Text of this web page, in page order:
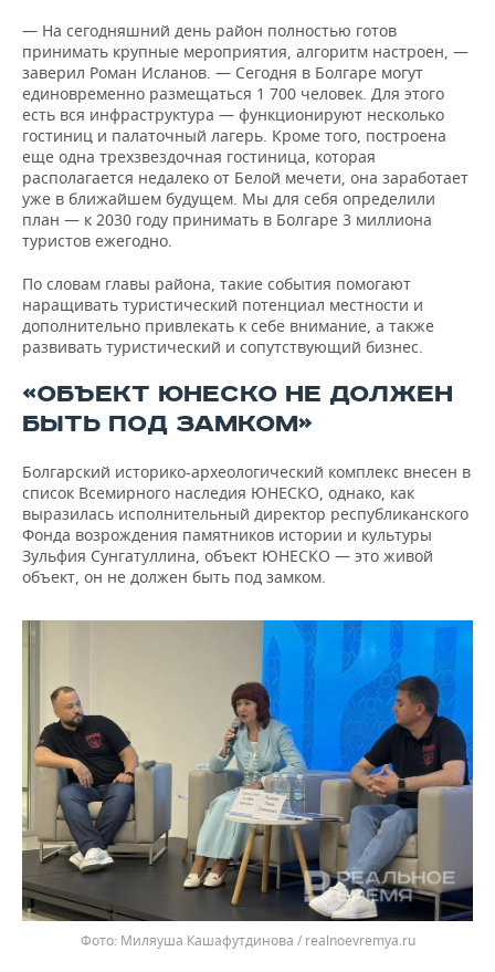
— На сегодняшний день район полностью готов
принимать крупные мероприятия, алгоритм настроен, —
заверил Роман Исланов. — Сегодня в Болгаре могут
единовременно размещаться 1 700 человек. Для этого
есть вся инфраструктура — функционируют несколько
гостиниц и палаточный лагерь. Кроме того, построена
еще одна трехзвездочная гостиница, которая
располагается недалеко от Белой мечети, она заработает
уже в ближайшем будущем. Мы для себя определили
план — к 2030 году принимать в Болгаре 3 миллиона
туристов ежегодно.
По словам главы района, такие события помогают
наращивать туристический потенциал местности и
дополнительно привлекать к себе внимание, а также
развивать туристический и сопутствующий бизнес.
«ОБЪЕКТ ЮНЕСКО НЕ ДОЛЖЕН
БЫТЬ ПОД ЗАМКОМ»
Болгарский историко-археологический комплекс внесен в
список Всемирного наследия ЮНЕСКО, однако, как
выразилась исполнительный директор республиканского
Фонда возрождения памятников истории и культуры
Зульфия Сунгатуллина, объект ЮНЕСКО — это живой
объект, он не должен быть под замком.
Миляуша Кашафутдинова / realnoevremya.ru